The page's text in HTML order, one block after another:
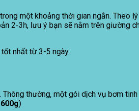
một khoảng thời gian ngắn. Theo
2-3h, lưu ý bạn sẽ nằm trên giường
nhất từ 3-5 ngày.
thường, một gói dịch vụ bơm
)